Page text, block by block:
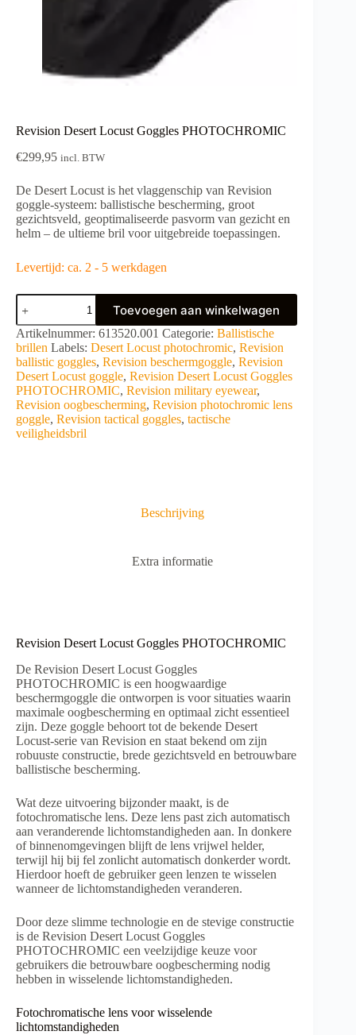
Revision Desert Locust Goggles PHOTOCHROMIC
€299,95 incl. BTW
De Desert Locust is het vlaggenschip van Revision
goggle-systeem: ballistische bescherming, groot
gezichtsveld, geoptimaliseerde pasvorm van gezicht en
helm – de ultieme bril voor uitgebreide toepassingen.
Levertijd: ca. 2 - 5 werkdagen
Revision
Desert
Locust
Goggles
PHOTOCHROMIC
aantal
Toevoegen aan winkelwagen
A
l
t
e
r
n
a
t
Artikelnummer: 613520.001 Categorie: Ballistische
brillen Labels: Desert Locust photochromic, Revision
ballistic goggles, Revision beschermgoggle, Revision
Desert Locust goggle, Revision Desert Locust Goggles
PHOTOCHROMIC, Revision military eyewear,
Revision oogbescherming, Revision photochromic lens
goggle, Revision tactical goggles, tactische
veiligheidsbril
Beschrijving
Extra informatie
Revision Desert Locust Goggles PHOTOCHROMIC
De Revision Desert Locust Goggles
PHOTOCHROMIC is een hoogwaardige
beschermgoggle die ontworpen is voor situaties waarin
maximale oogbescherming en optimaal zicht essentieel
zijn. Deze goggle behoort tot de bekende Desert
Locust-serie van Revision en staat bekend om zijn
robuuste constructie, brede gezichtsveld en betrouwbare
ballistische bescherming.
Wat deze uitvoering bijzonder maakt, is de
fotochromatische lens. Deze lens past zich automatisch
aan veranderende lichtomstandigheden aan. In donkere
of binnenomgevingen blijft de lens vrijwel helder,
terwijl hij bij fel zonlicht automatisch donkerder wordt.
Hierdoor hoeft de gebruiker geen lenzen te wisselen
wanneer de lichtomstandigheden veranderen.
Door deze slimme technologie en de stevige constructie
is de Revision Desert Locust Goggles
PHOTOCHROMIC een veelzijdige keuze voor
gebruikers die betrouwbare oogbescherming nodig
hebben in wisselende lichtomstandigheden.
Fotochromatische lens voor wisselende
lichtomstandigheden